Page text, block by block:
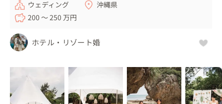
ウェディング
沖縄県
200 〜 250 万円
ホテル・リゾート婚